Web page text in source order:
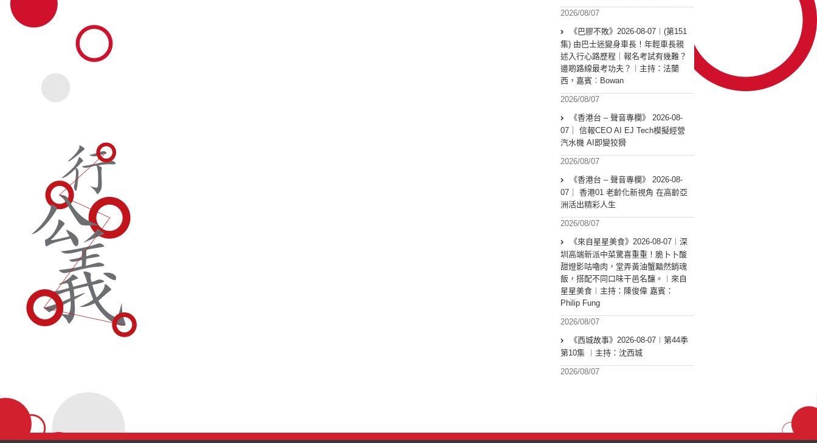
2026/08/07
《巴膠不敗》2026-08-07︱(第151
集) 由巴士迷變身車長！年輕車長親
述入行心路歷程｜報名考試有幾難？
邊啲路線最考功夫？︱主持：法蘭
西，嘉賓︰Bowan
2026/08/07
《香港台 – 聲音專欄》 2026-08-
07｜ 信報CEO AI EJ Tech模擬經營
汽水機 AI即變狡猾
2026/08/07
《香港台 – 聲音專欄》 2026-08-
07｜ 香港01 老齡化新視角 在高齡亞
洲活出精彩人生
2026/08/07
《來自星星美食》2026-08-07︱深
圳高端新派中菜驚喜重重！脆卜卜酸
甜燈影咕嚕肉，堂弄黃油蟹黯然銷魂
飯，搭配不同口味干邑名釀。︱來自
星星美食︱主持：陳俊偉 嘉賓：
Philip Fung
2026/08/07
《西城故事》2026-08-07︱第44季
第10集 ︱主持：沈西城
2026/08/07